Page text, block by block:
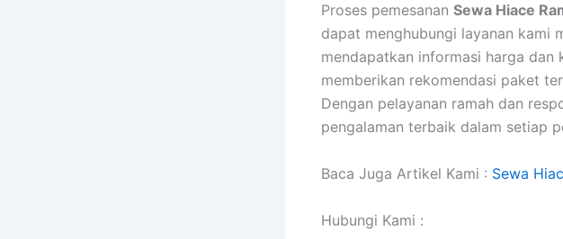
Proses pemesanan Sewa Hiace
dapat menghubungi layanan kami
mendapatkan informasi harga dan
memberikan rekomendasi paket
Dengan pelayanan ramah dan
pengalaman terbaik dalam setiap
Baca Juga Artikel Kami : Sewa
Hubungi Kami :